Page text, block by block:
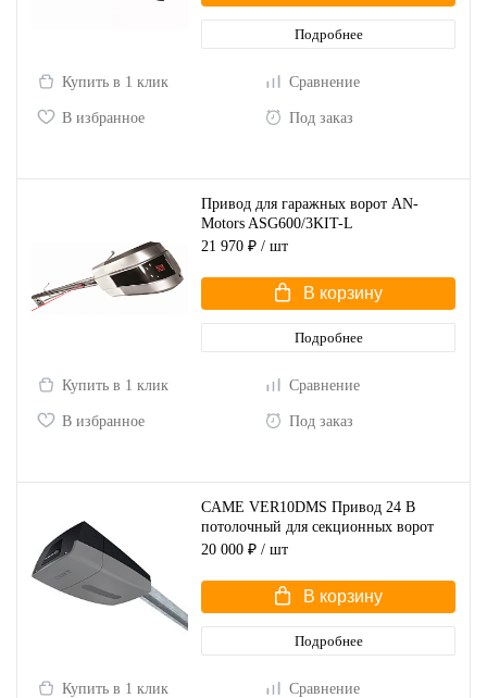
Подробнее
Купить в 1 клик Сравнение
В избранное Под заказ
Привод для гаражных ворот AN-
Motors ASG600/3KIT-L
21 970 ₽ / шт
В корзину
Подробнее
Купить в 1 клик Сравнение
В избранное Под заказ
CAME VER10DMS Привод 24 В
потолочный для секционных ворот
20 000 ₽ / шт
В корзину
Подробнее
Купить в 1 клик Сравнение